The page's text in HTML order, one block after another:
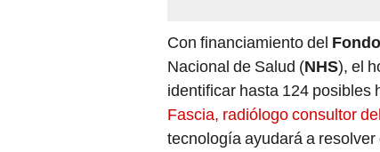
Con financiamiento del
Nacional de Salud (NHS), el
identificar hasta 124 posibles
Fascia, radiólogo consultor
tecnología ayudará a